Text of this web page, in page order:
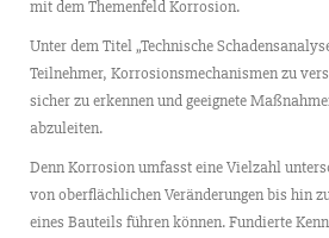
mit dem Themenfeld Korrosion.
Unter dem Titel „Technische
Teilnehmer, Korrosionsmechanismen zu
sicher zu erkennen und geeignete
abzuleiten.
Denn Korrosion umfasst eine Vielzahl
von oberflächlichen Veränderungen bis hin
eines Bauteils führen können. Fundierte